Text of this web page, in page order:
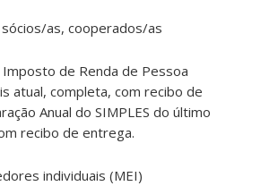
as, cooperados/as
de Renda de Pessoa
atual, completa, com recibo de
Anual do SIMPLES do último
recibo de entrega.
individuais (MEI)